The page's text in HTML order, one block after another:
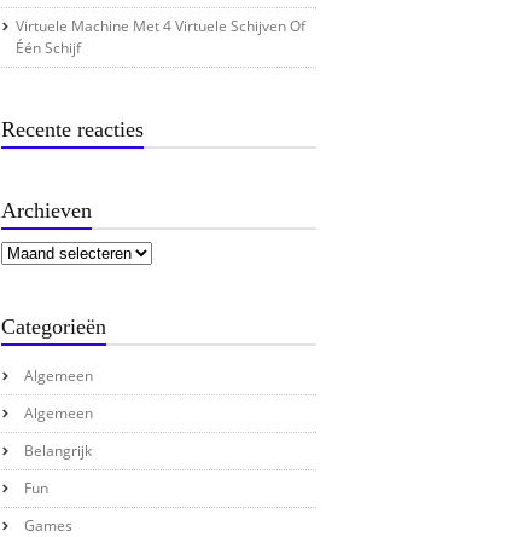
Virtuele Machine Met 4 Virtuele Schijven Of
Één Schijf
Recente reacties
Archieven
Categorieën
Algemeen
Algemeen
Belangrijk
Fun
Games